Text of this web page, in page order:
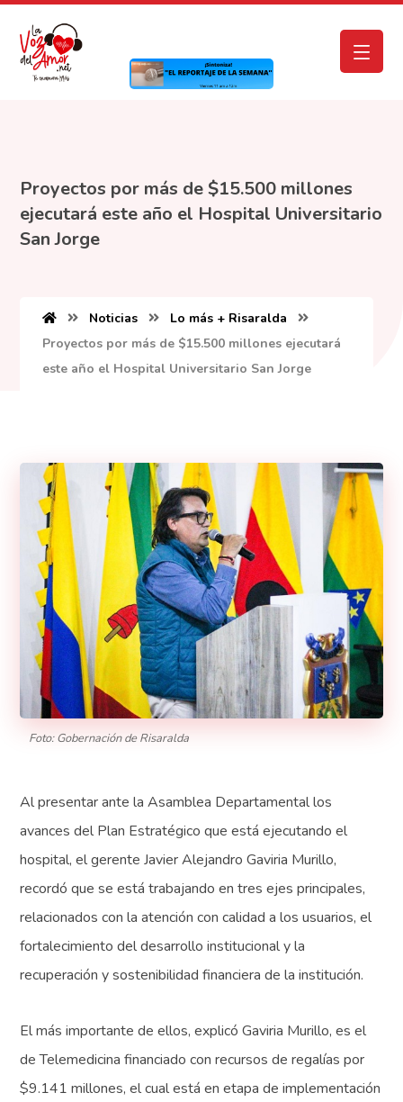
Proyectos por más de $15.500 millones
ejecutará este año el Hospital Universitario
San Jorge
Noticias
Lo más + Risaralda
Proyectos por más de $15.500 millones ejecutará
este año el Hospital Universitario San Jorge
Foto: Gobernación de Risaralda
Al presentar ante la Asamblea Departamental los
avances del Plan Estratégico que está ejecutando el
hospital, el gerente Javier Alejandro Gaviria Murillo,
recordó que se está trabajando en tres ejes principales,
relacionados con la atención con calidad a los usuarios, el
fortalecimiento del desarrollo institucional y la
recuperación y sostenibilidad financiera de la institución.
El más importante de ellos, explicó Gaviria Murillo, es el
de Telemedicina financiado con recursos de regalías por
$9.141 millones, el cual está en etapa de implementación